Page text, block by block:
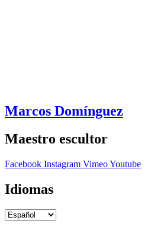
Marcos Domínguez
Maestro escultor
Facebook Instagram VimeoYoutube
Idiomas